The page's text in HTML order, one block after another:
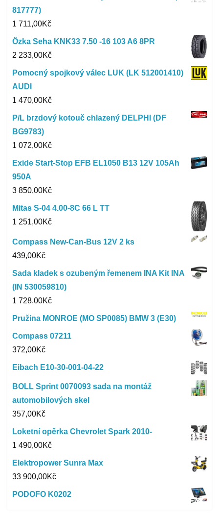
817777)
1 711,00Kč
Özka Seha KNK33 7.50 -16 103 A6 8PR
2 233,00Kč
Pomocný spojkový válec LUK (LK 512001410)
AUDI
1 470,00Kč
P/L brzdový kotouč chlazený DELPHI (DF
BG9783)
1 072,00Kč
Exide Start-Stop EFB EL1050 B13 12V 105Ah
950A
3 850,00Kč
Mitas S-04 4.00-8C 66 L TT
1 251,00Kč
Compass New-Can-Bus 12V 2 ks
439,00Kč
Sada kladek s ozubeným řemenem INA Kit INA
(IN 530059810)
1 728,00Kč
Pružina MONROE (MO SP0085) BMW 3 (E30)
Compass 07211
372,00Kč
Eibach E10-30-001-04-22
BOLL Sprint 0070093 sada na montáž
automobilových skel
357,00Kč
Loketní opěrka Chevrolet Spark 2010-
1 490,00Kč
Elektropower Sunra Max
33 900,00Kč
PODOFO K0202